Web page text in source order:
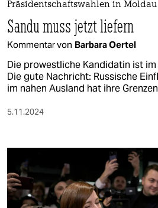
Präsidentschaftswahlen in Moldau
Sandu muss jetzt liefern
Kommentar von Barbara Oertel
Die prowestliche Kandidatin ist
Die gute Nachricht: Russische
im nahen Ausland hat ihre
5.11.2024